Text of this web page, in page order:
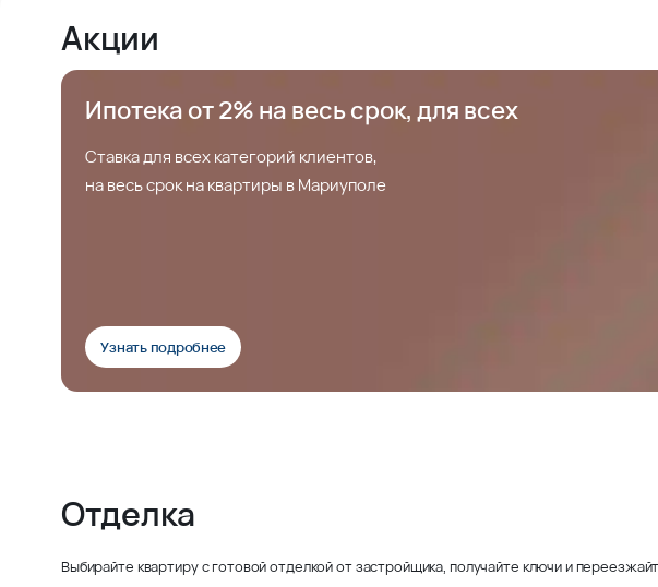
Акции
Ипотека от 2% на весь срок, для всех
Ставка для всех категорий клиентов,
на весь срок на квартиры в Мариуполе
Узнать подробнее
Отделка
Выбирайте квартиру с готовой отделкой от застройщика, получайте ключи и